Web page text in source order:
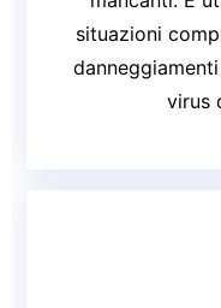
situazioni
virus